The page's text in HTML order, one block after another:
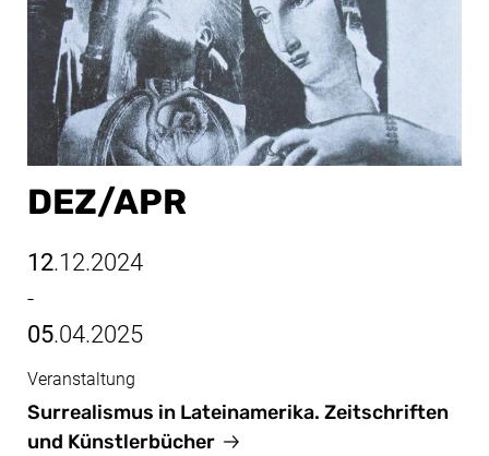
DEZ/​APR
12.12.2024
-
05.04.2025
Dez/Apr, 12.12.2024 - 05.04.2025
Surrealismus in Lateinamerika. Zeitschriften
und Künstlerbücher
Veranstaltung